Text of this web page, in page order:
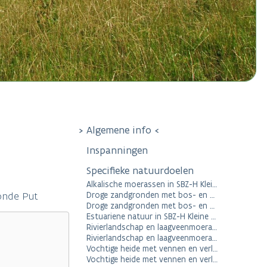
Put
Algemene info
Inspanningen
Specifieke natuurdoelen
Alkalische moerassen in SBZ-H Kleine Nete
Droge zandgronden met bos- en heidevegetaties in SBZ-H Kleine Nete
Droge zandgronden met bos- en heidevegetaties in SBZ-V De Ronde Put
Estuariene natuur in SBZ-H Kleine Nete
Rivierlandschap en laagveenmoerassen en moerasvogels in SBZ-H Kleine Nete
Rivierlandschap en laagveenmoerassen en moerasvogels in SBZ-V De Ronde Put
Vochtige heide met vennen en verlandingsvegetaties in SBZ-H Kleine Nete
Vochtige heide met vennen en verlandingsvegetaties in SBZ-V De Ronde Put